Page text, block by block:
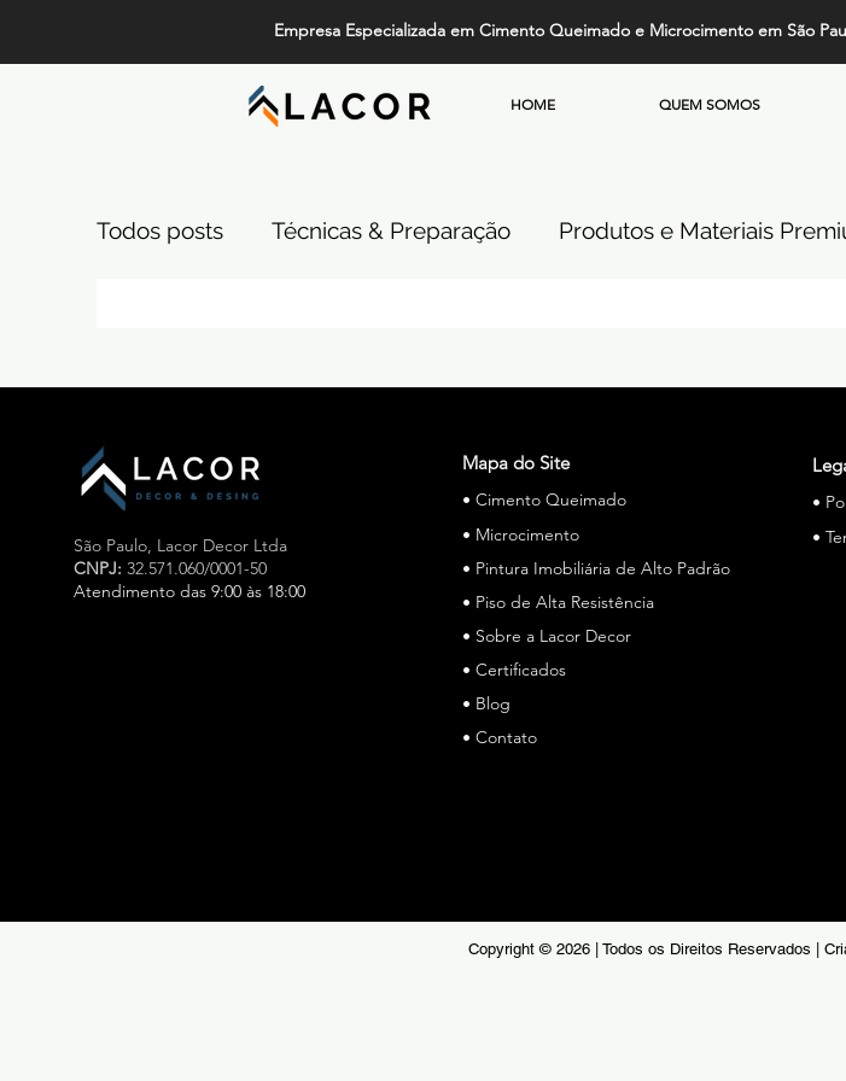
Empresa Especializada em Cimento Queimado e Microcimento em São
HOME QUEM SOMOS
Todos posts Técnicas & Preparação Produtos e Materiais
São Paulo, Lacor Decor Ltda
CNPJ: 32.571.060/0001-50
Atendimento das 9:00 às 18:00
Especialista em cimento queimado e microcimento em
São Paulo, a Lacor Decor atua há mais de 15 anos, a
Lacor Decor é especialista em cimento queimado e
microcimento em São Paulo, oferecendo soluções de
alto padrão para pisos e revestimentos. Referência no
Mapa do Site
• Cimento Queimado
• Microcimento
• Pintura Imobiliária de Alto Padrão
• Piso de Alta Resistência
• Sobre a Lacor Decor
• Certificados
• Blog
• Contato
•
•
Copyright © 2026 | Todos os Direitos Reservados |